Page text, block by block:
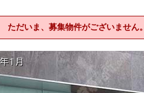
ただいま、募集物件がございません。